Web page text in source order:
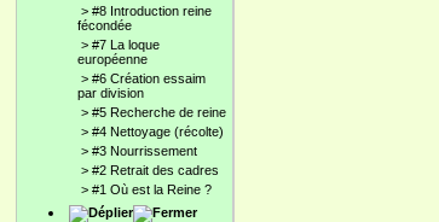
> #8 Introduction reine
fécondée
> #7 La loque
européenne
> #6 Création essaim
par division
> #5 Recherche de reine
> #4 Nettoyage (récolte)
> #3 Nourrissement
> #2 Retrait des cadres
> #1 Où est la Reine ?